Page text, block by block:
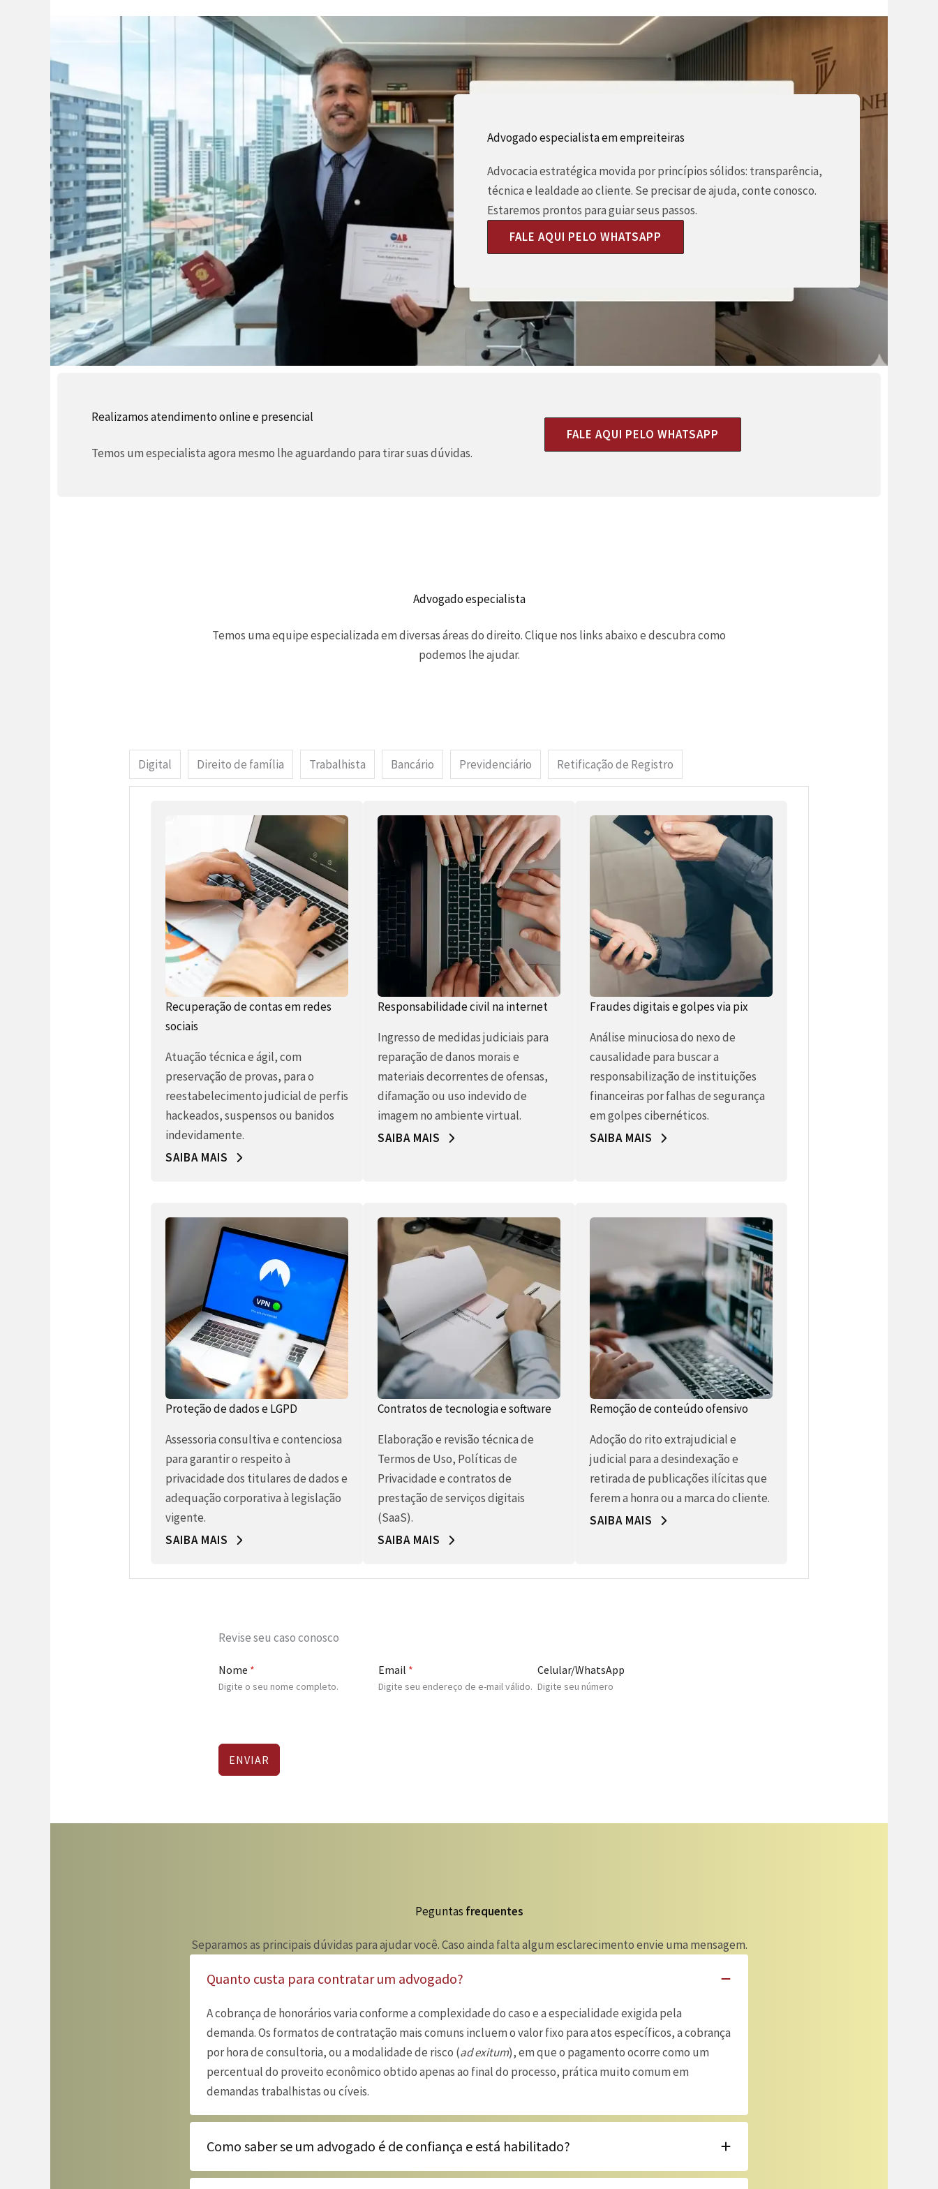
Advogado especialista em empreiteiras
Advocacia estratégica movida por princípios sólidos: transparência,
técnica e lealdade ao cliente. Se precisar de ajuda, conte conosco.
Estaremos prontos para guiar seus passos.
FALE AQUI PELO WHATSAPP
Realizamos atendimento online e presencial
Temos um especialista agora mesmo lhe aguardando para tirar suas dúvidas.
FALE AQUI PELO WHATSAPP
Advogado especialista
Temos uma equipe especializada em diversas áreas do direito. Clique nos links abaixo e descubra como
podemos lhe ajudar.
Digital Direito de família Trabalhista Bancário Previdenciário Retificação de Registro
Recuperação de contas em redes
sociais
Atuação técnica e ágil, com
preservação de provas, para o
reestabelecimento judicial de perfis
hackeados, suspensos ou banidos
indevidamente.
SAIBA MAIS
Responsabilidade civil na internet
Ingresso de medidas judiciais para
reparação de danos morais e
materiais decorrentes de ofensas,
difamação ou uso indevido de
imagem no ambiente virtual.
SAIBA MAIS
Fraudes digitais e golpes via pix
Análise minuciosa do nexo de
causalidade para buscar a
responsabilização de instituições
financeiras por falhas de segurança
em golpes cibernéticos.
SAIBA MAIS
Proteção de dados e LGPD
Assessoria consultiva e contenciosa
para garantir o respeito à
privacidade dos titulares de dados e
adequação corporativa à legislação
vigente.
SAIBA MAIS
Contratos de tecnologia e software
Elaboração e revisão técnica de
Termos de Uso, Políticas de
Privacidade e contratos de
prestação de serviços digitais
(SaaS).
SAIBA MAIS
Remoção de conteúdo ofensivo
Adoção do rito extrajudicial e
judicial para a desindexação e
retirada de publicações ilícitas que
ferem a honra ou a marca do cliente.
SAIBA MAIS
Revise seu caso conosco
Nome *
Digite o seu nome completo.
Email *
Digite seu endereço de e-mail válido.
Celular/WhatsApp
Digite seu número
ENVIAR
Peguntas frequentes
Separamos as principais dúvidas para ajudar você. Caso ainda falta algum esclarecimento envie uma mensagem.
Quanto custa para contratar um advogado?
A cobrança de honorários varia conforme a complexidade do caso e a especialidade exigida pela
demanda. Os formatos de contratação mais comuns incluem o valor fixo para atos específicos, a cobrança
por hora de consultoria, ou a modalidade de risco (ad exitum), em que o pagamento ocorre como um
percentual do proveito econômico obtido apenas ao final do processo, prática muito comum em
demandas trabalhistas ou cíveis.
Como saber se um advogado é de confiança e está habilitado?